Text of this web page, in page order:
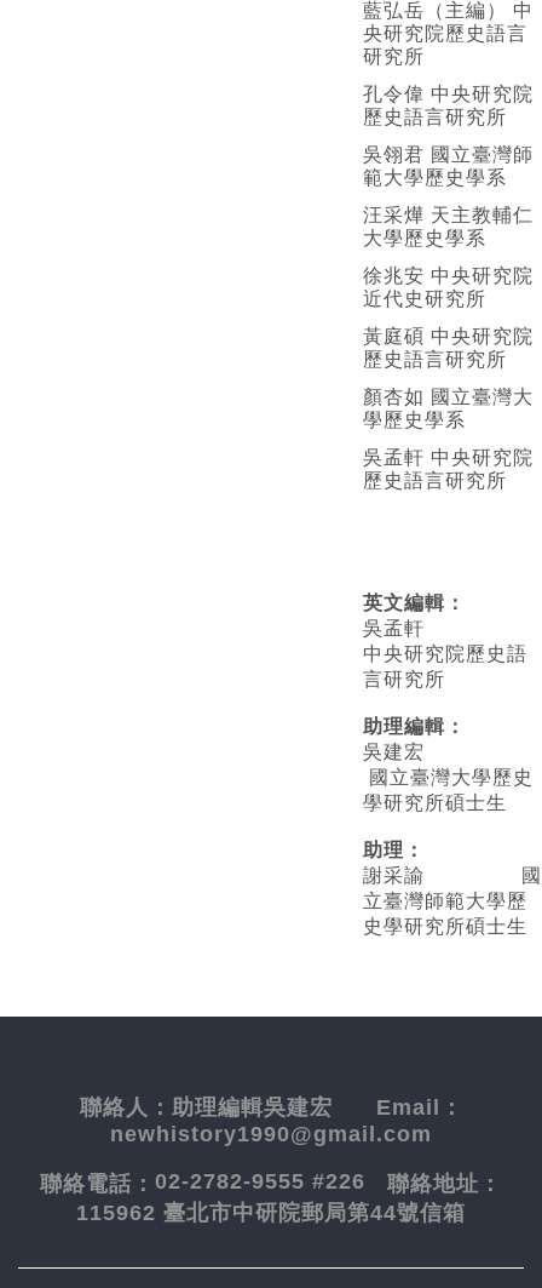
藍弘岳（主編） 中
央研究院歷史語言
研究所
孔令偉 中央研究院
歷史語言研究所
吳翎君 國立臺灣師
範大學歷史學系
汪采燁 天主教輔仁
大學歷史學系
徐兆安 中央研究院
近代史研究所
黃庭碩 中央研究院
歷史語言研究所
顏杏如 國立臺灣大
學歷史學系
吳孟軒 中央研究院
歷史語言研究所
英文編輯 ：
吳孟軒
中央研究院歷史語
言研究所
助理編輯：
吳建宏
國立臺灣大學歷史
學研究所碩士生
助理：
謝采諭
國
立臺灣師範大學歷
史學研究所碩士生
聯絡人： 助理編輯吳建宏 Email：
newhistory1990@gmail.com
聯絡電話： 02-2782-9555 #226 聯絡地址：
115962 臺北市中研院郵局第44號信箱